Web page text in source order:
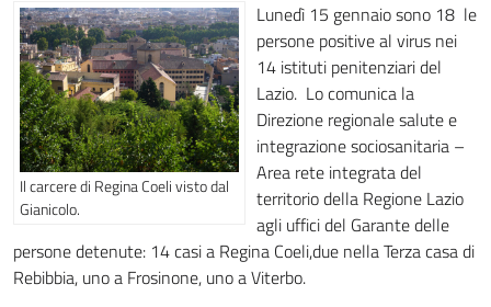
Il carcere di Regina Coeli visto dal
Gianicolo.
Lunedì 15 gennaio sono 18 le
persone positive al virus nei
14 istituti penitenziari del
Lazio. Lo comunica la
Direzione regionale salute e
integrazione sociosanitaria –
Area rete integrata del
territorio della Regione Lazio
agli uffici del Garante delle
persone detenute: 14 casi a Regina Coeli,due nella Terza casa di
Rebibbia, uno a Frosinone, uno a Viterbo.